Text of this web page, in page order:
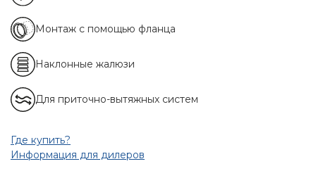
Монтаж с помощью фланца
Наклонные жалюзи
Для приточно-вытяжных систем
Где купить?
Информация для дилеров